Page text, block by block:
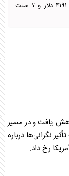
قیمت هر اونس طلا امروز با ۰.۵۰ درصد کاهش به ۴۱۹۱ دلار و ۷ سنت
یافت و در مسیر
نگرانی‌ها درباره
رخ داد.